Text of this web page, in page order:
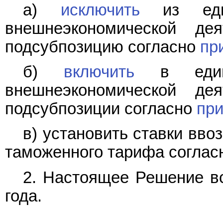
а) исключить из
внешнеэкономической
подсубпозицию согласно
б) включить в
внешнеэкономической
подсубпозиции согласно
в) установить ставки
таможенного тарифа
2. Настоящее Решение
года.